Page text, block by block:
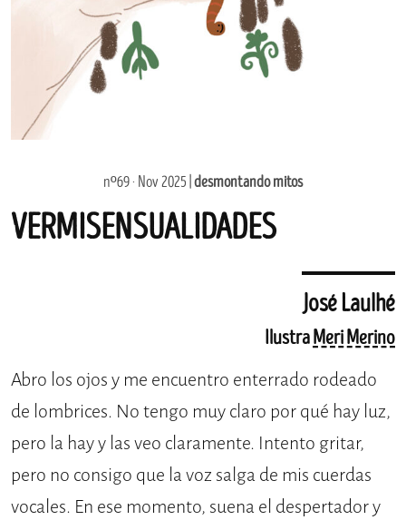
nº69 · Nov 2025 | desmontando mitos
VERMISENSUALIDADES
José Laulhé
IlustraMeri Merino
Abro los ojos y me encuentro enterrado rodeado
de lombrices. No tengo muy claro por qué hay luz,
pero la hay y las veo claramente. Intento gritar,
pero no consigo que la voz salga de mis cuerdas
vocales. En ese momento, suena el despertador y